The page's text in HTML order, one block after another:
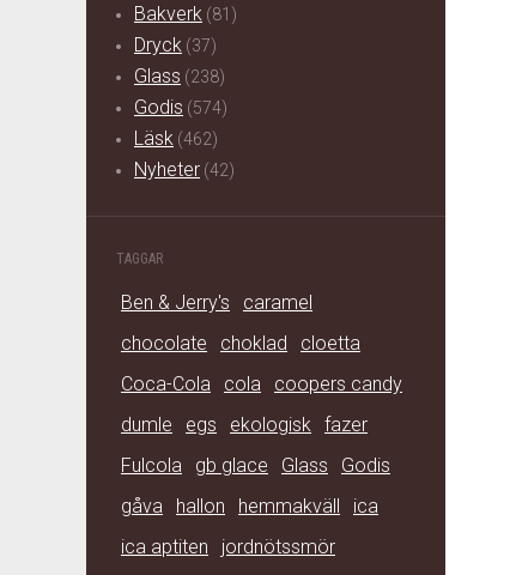
Bakverk (81)
Dryck (37)
Glass (238)
Godis (574)
Läsk (462)
Nyheter (42)
TAGGAR
Ben & Jerry's
caramel
chocolate
choklad
cloetta
Coca-Cola
cola
coopers candy
dumle
egs ekologisk fazer
Fulcola
gb glace Glass
Godis
gåva
hallon hemmakväll
ica
ica aptiten
jordnötssmör